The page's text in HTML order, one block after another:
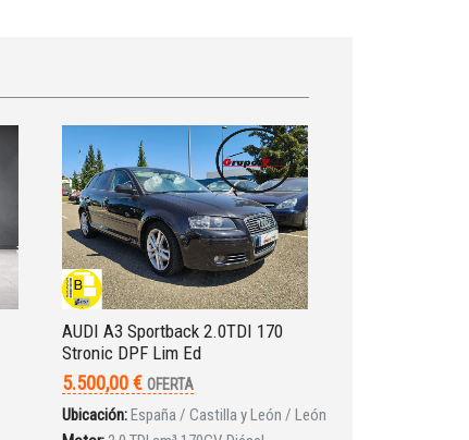
AUDI A3 Sportback 2.0TDI 170
Stronic DPF Lim Ed
5.500,00 € OFERTA
Ubicación:España / Castilla y León / León